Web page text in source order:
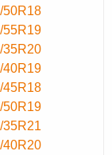
50R18
55R19
35R20
40R19
45R18
50R19
35R21
40R20